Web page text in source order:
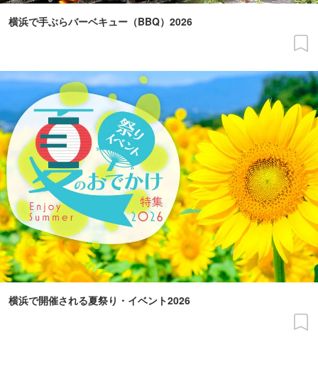
横浜で手ぶらバーベキュー（BBQ）2026
横浜で開催される夏祭り・イベント2026